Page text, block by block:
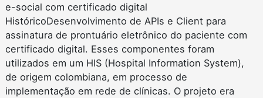
e-social com certificado digital
HistóricoDesenvolvimento de APIs e Client para
assinatura de prontuário eletrônico do paciente com
certificado digital. Esses componentes foram
utilizados em um HIS (Hospital Information System),
de origem colombiana, em processo de
implementação em rede de clínicas. O projeto era